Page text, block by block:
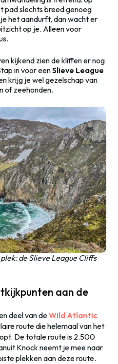
pad slechts breed genoeg
het aandurft, dan wacht er
op je. Alleen voor
kijkend zien de kliffen er nog
in voor eenSlieve League
krijg je wel gezelschap van
of zeehonden.
de Slieve League Cliffs
aan de
deel van deWild Atlantic
route die helemaal van het
De totale route is 2.500
Knock neemt je mee naar
plekken aan deze route.